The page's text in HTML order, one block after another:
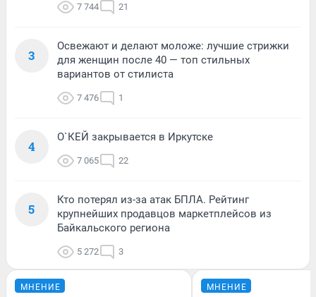
7 744 21
3
Освежают и делают моложе: лучшие стрижки
для женщин после 40 — топ стильных
вариантов от стилиста
7 476 1
4
О`КЕЙ закрывается в Иркутске
7 065 22
5
Кто потерял из-за атак БПЛА. Рейтинг
крупнейших продавцов маркетплейсов из
Байкальского региона
5 272 3
МНЕНИЕ МНЕНИЕ